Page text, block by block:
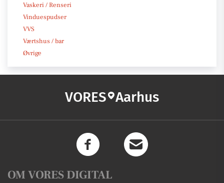
Vaskeri / Renseri
Vinduespudser
VVS
Værtshus / bar
Øvrige
VORES Aarhus
OM VORES DIGITAL